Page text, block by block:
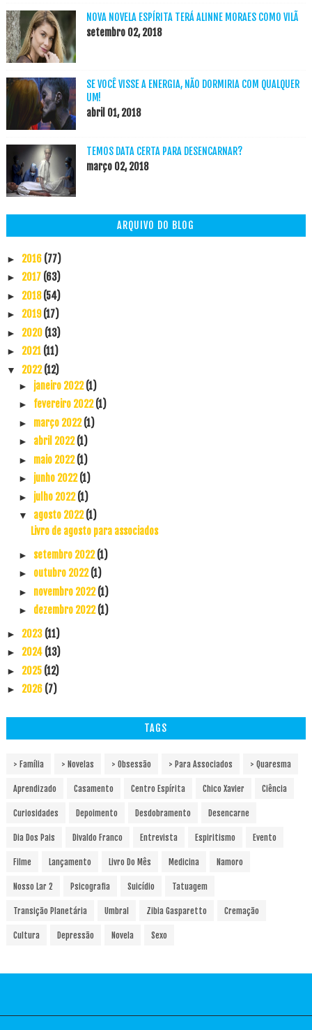
NOVA NOVELA ESPÍRITA TERÁ ALINNE MORAES COMO VILÃ
setembro 02, 2018
SE VOCÊ VISSE A ENERGIA, NÃO DORMIRIA COM QUALQUER
UM!
abril 01, 2018
TEMOS DATA CERTA PARA DESENCARNAR?
março 02, 2018
ARQUIVO DO BLOG
► 2016 (77)
► 2017 (63)
► 2018(54)
► 2019(17)
► 2020 (13)
► 2021 (11)
▼ 2022(12)
► janeiro 2022(1)
► fevereiro 2022(1)
► março 2022(1)
► abril 2022(1)
► maio 2022(1)
► junho 2022(1)
► julho 2022(1)
▼ agosto 2022(1)
Livro de agosto para associados
► setembro 2022(1)
► outubro 2022(1)
► novembro 2022(1)
► dezembro 2022(1)
► 2023 (11)
► 2024 (13)
► 2025 (12)
► 2026 (7)
TAGS
> Família > Novelas > Obsessão > Para Associados > Quaresma
Aprendizado Casamento Centro Espírita Chico Xavier Ciência
Curiosidades Depoimento Desdobramento Desencarne
Dia Dos Pais Divaldo Franco Entrevista Espiritismo Evento
Filme Lançamento Livro Do Mês Medicina Namoro
Nosso Lar 2 Psicografia Suicídio Tatuagem
Transição Planetária Umbral Zibia Gasparetto Cremação
Cultura Depressão Novela Sexo